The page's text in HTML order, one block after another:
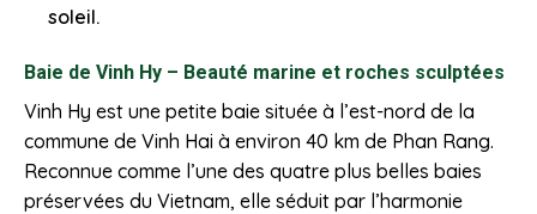
soleil.
Baie de Vinh Hy – Beauté marine et roches sculptées
Vinh Hy est une petite baie située à l’est-nord de la
commune de Vinh Hai à environ 40 km de Phan Rang.
Reconnue comme l’une des quatre plus belles baies
préservées du Vietnam, elle séduit par l’harmonie